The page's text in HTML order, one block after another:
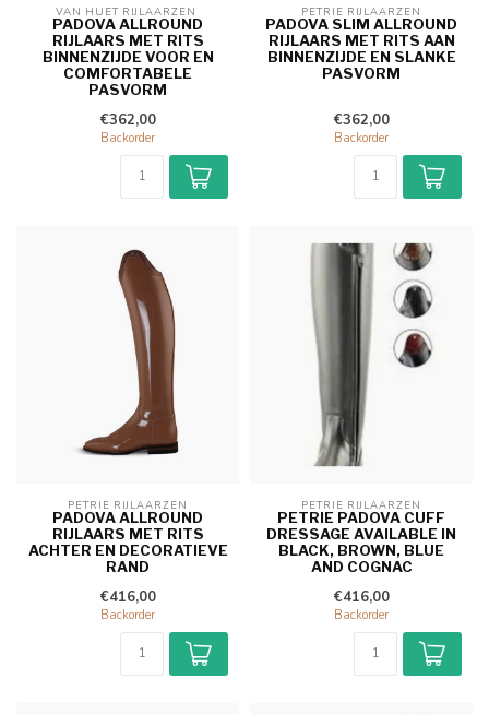
VAN HUET RIJLAARZEN
PADOVA ALLROUND
RIJLAARS MET RITS
BINNENZIJDE VOOR EN
COMFORTABELE
PASVORM
€362,00
Backorder
PETRIE RIJLAARZEN
PADOVA SLIM ALLROUND
RIJLAARS MET RITS AAN
BINNENZIJDE EN SLANKE
PASVORM
€362,00
Backorder
PETRIE RIJLAARZEN
PADOVA ALLROUND
RIJLAARS MET RITS
ACHTER EN DECORATIEVE
RAND
€416,00
Backorder
PETRIE RIJLAARZEN
PETRIE PADOVA CUFF
DRESSAGE AVAILABLE IN
BLACK, BROWN, BLUE
AND COGNAC
€416,00
Backorder